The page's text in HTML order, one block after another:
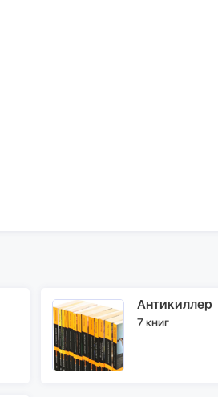
Антикиллер
7 книг